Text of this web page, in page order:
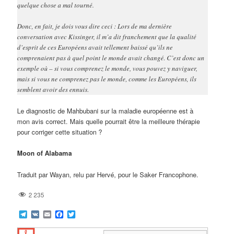
quelque chose a mal tourné.
Donc, en fait, je dois vous dire ceci : Lors de ma dernière
conversation avec Kissinger, il m’a dit franchement que la qualité
d’esprit de ces Européens avait tellement baissé qu’ils ne
comprenaient pas à quel point le monde avait changé. C’est donc un
exemple où – si vous comprenez le monde, vous pouvez y naviguer,
mais si vous ne comprenez pas le monde, comme les Européens, ils
semblent avoir des ennuis.
Le diagnostic de Mahbubani sur la maladie européenne est à
mon avis correct. Mais quelle pourrait être la meilleure thérapie
pour corriger cette situation ?
Moon of Alabama
Traduit par Wayan, relu par Hervé, pour le Saker Francophone.
2 235
Telegram
VK EmailFacebook